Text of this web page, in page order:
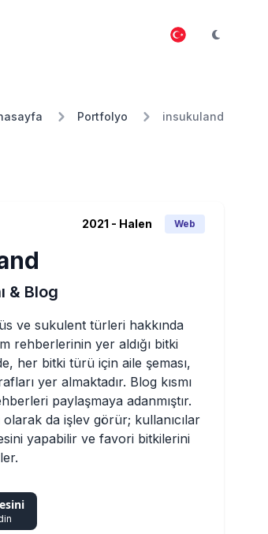
Portfolyo insukuland
2021 - Halen Web
& Blog
ve sukulent türleri hakkında
rehberlerinin yer aldığı bitki
her bitki türü için aile şeması,
yer almaktadır. Blog kısmı
paylaşmaya adanmıştır.
da işlev görür; kullanıcılar
yapabilir ve favori bitkilerini